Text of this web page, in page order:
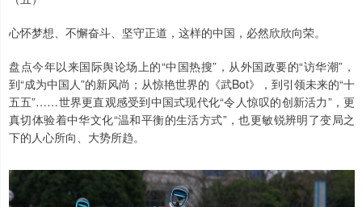
心怀梦想、不懈奋斗、坚守正道，这样的中国，必然欣欣向荣。
盘点今年以来国际舆论场上的“中国热搜”，从外国政要的“访华潮”，
到“成为中国人”的新风尚；从惊艳世界的《武Bot》，到引领未来的“十
五五”……世界更直观感受到中国式现代化“令人惊叹的创新活力”，更
真切体验着中华文化“温和平衡的生活方式”，也更敏锐辨明了变局之
下的人心所向、大势所趋。